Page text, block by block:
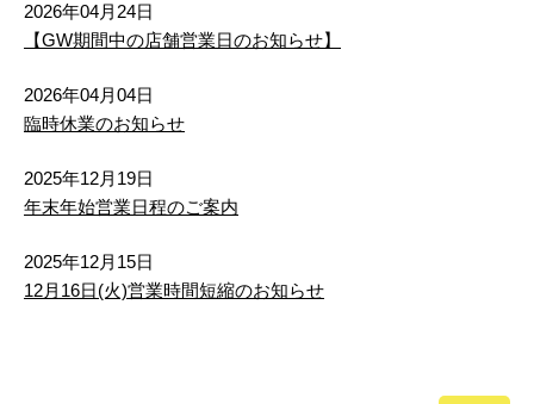
2026年04月24日
【GW期間中の店舗営業日のお知らせ】
2026年04月04日
臨時休業のお知らせ
2025年12月19日
年末年始営業日程のご案内
2025年12月15日
12月16日(火)営業時間短縮のお知らせ